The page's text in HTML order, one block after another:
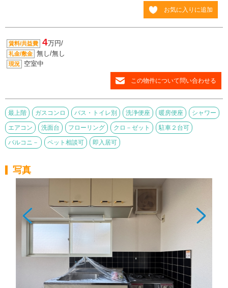
お気に入りに追加
賃料/共益費 4万円/
礼金/敷金 無し/無し
現況 空室中
この物件について問い合わせる
最上階 ガスコンロ バス・トイレ別 洗浄便座 暖房便座 シャワー
エアコン 洗面台 フローリング クロ－ゼット 駐車２台可
バルコニ－ ペット相談可 即入居可
写真